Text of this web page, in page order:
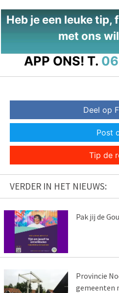
Heb je een leuke tip,
met ons
APP ONS! T.
Deel op
Post
Tip de
VERDER IN HET NIEUWS:
Pak jij de
Provincie
gemeenten